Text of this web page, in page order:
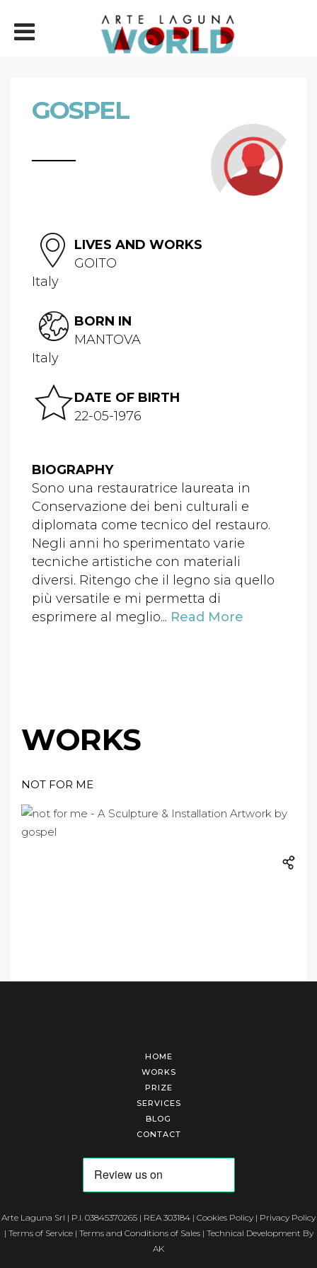
GOSPEL
LIVES AND WORKS
GOITO
Italy
BORN IN
MANTOVA
Italy
DATE OF BIRTH
22-05-1976
BIOGRAPHY
Sono una restauratrice laureata in
Conservazione dei beni culturali e
diplomata come tecnico del restauro.
Negli anni ho sperimentato varie
tecniche artistiche con materiali
diversi. Ritengo che il legno sia quello
più versatile e mi permetta di
esprimere al meglio... Read More
WORKS
NOT FOR ME
HOME
WORKS
PRIZE
SERVICES
BLOG
CONTACT
Arte Laguna Srl | P.I. 03845370265 | REA 303184 | Cookies Policy | Privacy Policy
| Terms of Service| Terms and Conditions of Sales| Technical Development By
AK